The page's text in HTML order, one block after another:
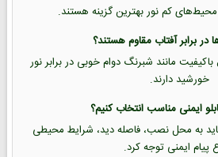
محیط‌های کم نور بهترین گزینه هستند.
مانند شبرنگ دوام خوبی در برابر نور
خورشید دارند.
به محل نصب، فاصله دید، شرایط محیطی
پیام ایمنی توجه کرد.